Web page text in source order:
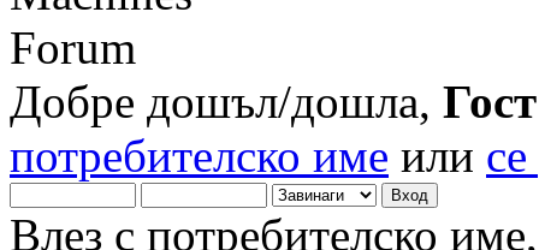
Добре дошъл/дошла, Гост
потребителско име или
Влез с потребителско